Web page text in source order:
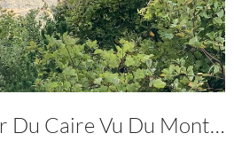
Le Rocher Du Caire Vu Du Montrond... Inhabituel